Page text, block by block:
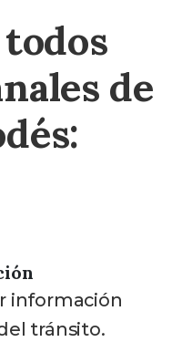
de
información
tránsito.